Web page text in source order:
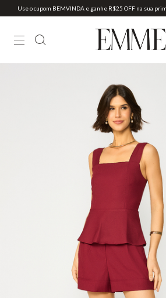
Use o cupom BEMVINDA e ganhe R$25 OFF na sua